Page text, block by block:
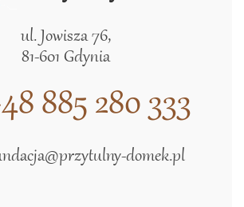
ul. Jowisza 76,
81-601 Gdynia
885 280 333
domek.pl